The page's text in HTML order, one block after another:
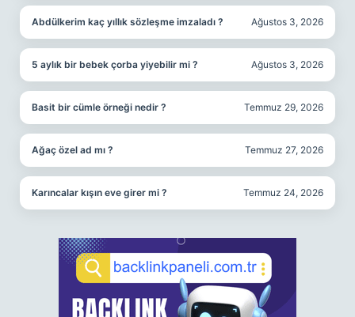
Abdülkerim kaç yıllık sözleşme imzaladı ? Ağustos 3, 2026
5 aylık bir bebek çorba yiyebilir mi ? Ağustos 3, 2026
Basit bir cümle örneği nedir ? Temmuz 29, 2026
Ağaç özel ad mı ? Temmuz 27, 2026
Karıncalar kışın eve girer mi ? Temmuz 24, 2026